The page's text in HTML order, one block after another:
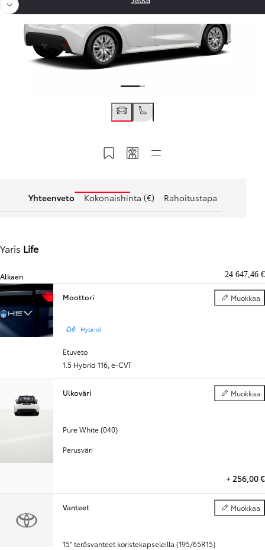
Tallenna MyToyotaanHyödynnä Toyota-koodi
Yhteenveto Kokonaishinta (€) Rahoitustapa
Yaris Life
Alkaen 24 647,46 €
Moottori Muokkaa
Moottori
Hybridi
Etuveto
1.5 Hybrid 116, e-CVT
Ulkoväri Muokkaa
Ulkoväri
Pure White (040)
Perusväri
+256,00 €
Vanteet Muokkaa
Vanteet
15" teräsvanteet koristekapseleilla (195/65R15)